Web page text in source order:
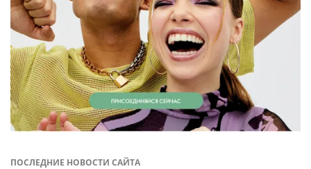
ПОСЛЕДНИЕ НОВОСТИ САЙТА